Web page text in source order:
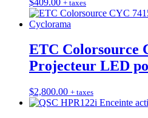
+ taxes
ETC Colorsource
Projecteur LED
$2,800.00 + taxes